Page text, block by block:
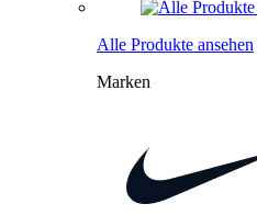
Alle Produkte ansehen
Marken